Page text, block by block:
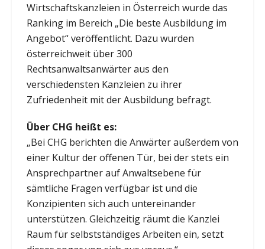
Wirtschaftskanzleien in Österreich wurde das
Ranking im Bereich „Die beste Ausbildung im
Angebot“ veröffentlicht. Dazu wurden
österreichweit über 300
Rechtsanwaltsanwärter aus den
verschiedensten Kanzleien zu ihrer
Zufriedenheit mit der Ausbildung befragt.
Über CHG heißt es:
„Bei CHG berichten die Anwärter außerdem von
einer Kultur der offenen Tür, bei der stets ein
Ansprechpartner auf Anwaltsebene für
sämtliche Fragen verfügbar ist und die
Konzipienten sich auch untereinander
unterstützen. Gleichzeitig räumt die Kanzlei
Raum für selbstständiges Arbeiten ein, setzt